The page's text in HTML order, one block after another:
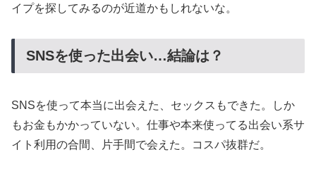
イプを探してみるのが近道かもしれないな。
SNSを使った出会い…結論は？
SNSを使って本当に出会えた、セックスもできた。しか
もお金もかかっていない。仕事や本来使ってる出会い系サ
イト利用の合間、片手間で会えた。コスパ抜群だ。